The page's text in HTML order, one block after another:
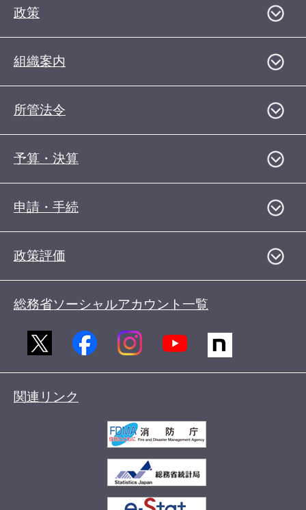
政策
組織案内
所管法令
予算・決算
申請・手続
政策評価
総務省ソーシャルアカウント一覧
関連リンク